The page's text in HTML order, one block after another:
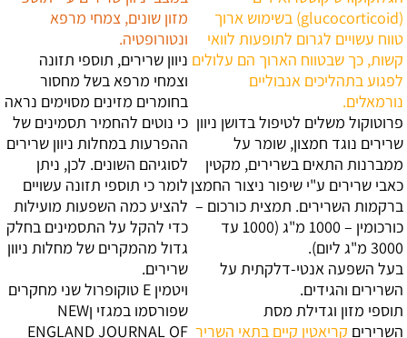
(glucocorticoid) בשימוש ארוך
טווח עשויים לגרום לתופעות לוואי
קשות, כך שבטווח הארוך הם עלולים
לפגוע בתהליכים אנבוליים
נורמאלים.
פרוטוקול משלים לטיפול בדושן ניוון
שרירים נוגד חמצון, שומר על
ממברנות התאים בשרירים, מקטין
כאבי שרירים ע"י שיפור ניצור החמצן
ברקמות השרירים. תמצית כורכום –
כורכומין – 1000 מ"ג (1000 עד
3000 מ"ג ליום).
בעל השפעה אנטי-דלקתית על
השרירים והגידים.
תוספי מזון וגדילת מסת
השרירים קריאטין קיים בתאי השריר
מזון שונים, צמחי מרפא
ונטורופטיה.
ניוון שרירים, תוספי תזונה
וצמחי מרפא בשל מחסור
בחומרים מזינים מסוימים נראה
כי נוטים להחמיר תסמינים של
ההפרעות במחלות ניוון שרירים
לסוגיהם השונים. לכן, ניתן
לומר כי תוספי תזונה עשויים
להציע כמה השפעות מועילות
כדי להקל על התסמינים בחלק
גדול מהמקרים של מחלות ניוון
שרירים.
ויטמין E טוקופרול
שני מחקרים
שפורסמו במגזי ןNEW
ENGLAND JOURNAL OF